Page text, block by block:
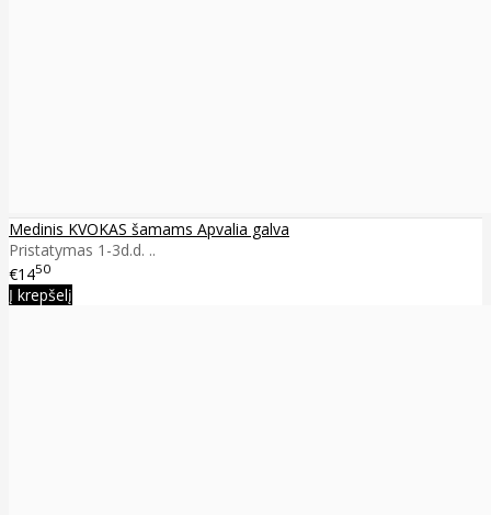
Medinis KVOKAS šamams Apvalia galva
Pristatymas 1-3d.d. ..
€1450
Į krepšelį